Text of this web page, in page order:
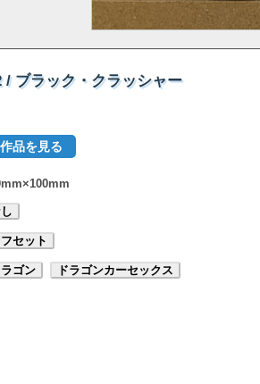
/ ブラック・クラッシャー
品を見る
セット
ラゴン ドラゴンカーセックス